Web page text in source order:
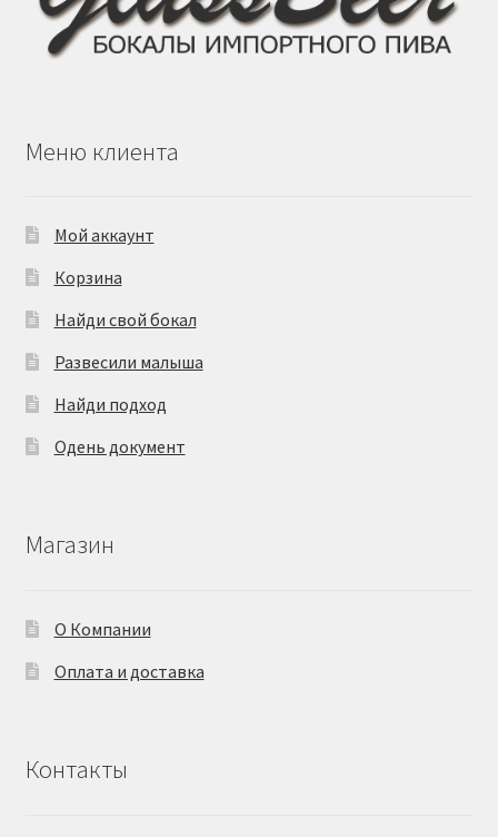
Меню клиента
Мой аккаунт
Корзина
Найди свой бокал
Развесили малыша
Найди подход
Одень документ
Магазин
О Компании
Оплата и доставка
Контакты